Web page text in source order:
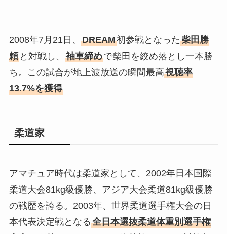
2008年7月21日、 DREAM初参戦となった柴田勝
頼と対戦し、 袖車締めで柴田を絞め落とし一本勝
ち。この試合が地上波放送の瞬間最高視聴率
13.7%を獲得
柔道家
アマチュア時代は柔道家として、2002年日本国際
柔道大会81kg級優勝、アジア大会柔道81kg級優勝
の戦歴を誇る。2003年、世界柔道選手権大会の日
本代表決定戦となる全日本選抜柔道体重別選手権